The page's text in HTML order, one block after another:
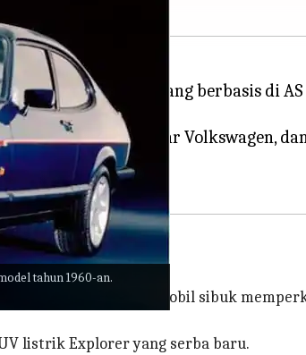
tahun 1960-an.
mobil Ford yang berbasis di
MEB modular Volkswagen,
semua produsen mobil sibuk
listrik Explorer yang serba baru.